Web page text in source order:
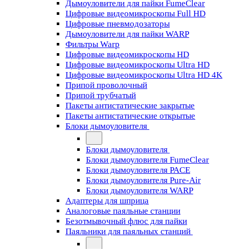
Дымоуловители для пайки FumeClear
Цифровые видеомикроскопы Full HD
Цифровые пневмодозаторы
Дымоуловители для пайки WARP
Фильтры Warp
Цифровые видеомикроскопы HD
Цифровые видеомикроскопы Ultra HD
Цифровые видеомикроскопы Ultra HD 4K
Припой проволочный
Припой трубчатый
Пакеты антистатические закрытые
Пакеты антистатические открытые
Блоки дымоуловителя
Блоки дымоуловителя
Блоки дымоуловителя FumeClear
Блоки дымоуловителя PACE
Блоки дымоуловителя Pure-Air
Блоки дымоуловителя WARP
Адаптеры для шприца
Аналоговые паяльные станции
Безотмывочный флюс для пайки
Паяльники для паяльных станций